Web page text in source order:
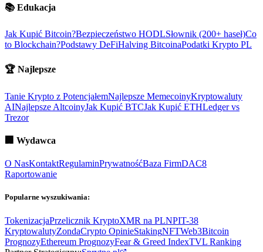
📚 Edukacja
Jak Kupić Bitcoin?Bezpieczeństwo HODLSłownik (200+ haseł)Co
to Blockchain?Podstawy DeFiHalving BitcoinaPodatki Krypto PL
🏆 Najlepsze
Tanie Krypto z PotencjałemNajlepsze MemecoinyKryptowaluty
AINajlepsze AltcoinyJak Kupić BTCJak Kupić ETHLedger vs
Trezor
🏢 Wydawca
O NasKontaktRegulaminPrywatnośćBaza FirmDAC8
Raportowanie
Popularne wyszukiwania:
TokenizacjaPrzelicznik KryptoXMR na PLNPIT-38
KryptowalutyZondaCrypto OpinieStakingNFTWeb3Bitcoin
PrognozyEthereum PrognozyFear & Greed IndexTVL Ranking